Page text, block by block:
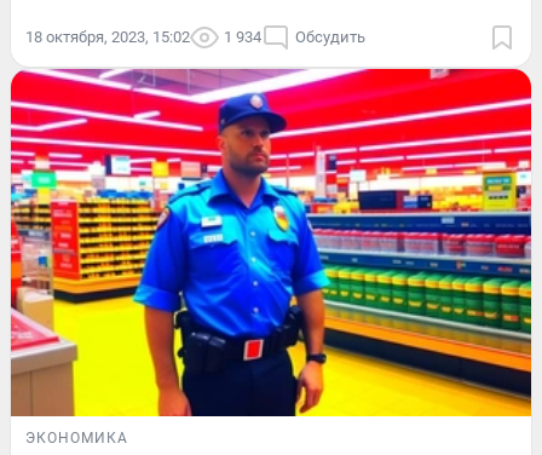
18 октября, 2023, 15:02 1 934 Обсудить
ЭКОНОМИКА